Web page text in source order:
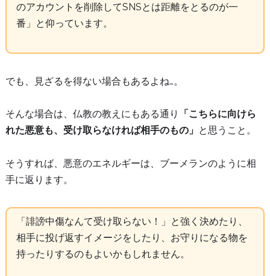
のアカウントを削除してSNSとは距離をとるのが一
番」と仰っています。
でも、見ざるを得ない場合もあるよね…。
そんな場合は、仏教の教えにもある通り
「こちらに向けら
れた悪意も、受け取らなければ相手のもの」 と思うこと。
そうすれば、悪意のエネルギーは、ブーメランのように相
手に返ります。
「誹謗中傷なんて受け取らない！」と強く決めたり、
相手に投げ返すイメージをしたり、お守りになる物を
持ったりするのもよいかもしれません。